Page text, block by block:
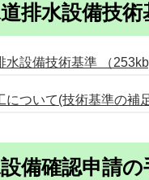
排水設備技術
水設備技術基準 （
について(技術基準の補
備確認申請の